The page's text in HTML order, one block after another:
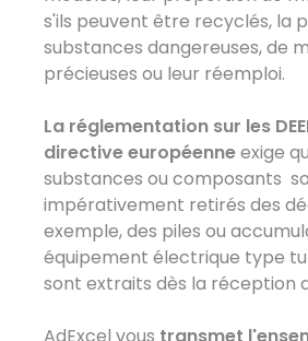
s'ils peuvent être recyclés, la
substances dangereuses, de
précieuses ou leur réemploi.
La réglementation sur les
directive européenneexige
substances ou composants
impérativement retirés des
exemple, des piles ou
équipement électrique type
sont extraits dès la réception